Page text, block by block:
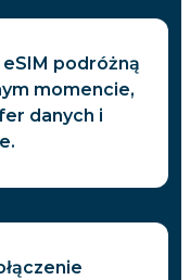
podróżną
momencie,
danych i